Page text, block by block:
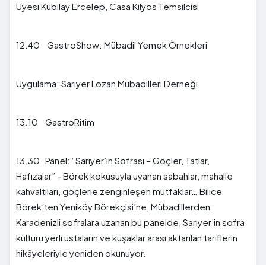
Üyesi Kubilay Ercelep, Casa Kilyos Temsilcisi
12.40 GastroShow: Mübadil Yemek Örnekleri
Uygulama: Sarıyer Lozan Mübadilleri Derneği
13.10 GastroRitim
13.30 Panel: “Sarıyer’in Sofrası – Göçler, Tatlar,
Hafızalar” - Börek kokusuyla uyanan sabahlar, mahalle
kahvaltıları, göçlerle zenginleşen mutfaklar… Bilice
Börek’ten Yeniköy Börekçisi’ne, Mübadillerden
Karadenizli sofralara uzanan bu panelde, Sarıyer’in sofra
kültürü yerli ustaların ve kuşaklar arası aktarılan tariflerin
hikâyeleriyle yeniden okunuyor.